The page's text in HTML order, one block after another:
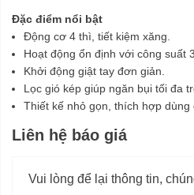
Đặc điểm nổi bật
Động cơ 4 thì, tiết kiệm xăng.
Hoạt động ổn định với công suất
Khởi động giật tay đơn giản.
Lọc gió kép giúp ngăn bụi tối đa
Thiết kế nhỏ gọn, thích hợp dùng
Liên hệ báo giá
Vui lòng để lại thông tin,